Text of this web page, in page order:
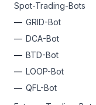
Spot-Trading-Bots
GRID-Bot
DCA-Bot
BTD-Bot
LOOP-Bot
QFL-Bot